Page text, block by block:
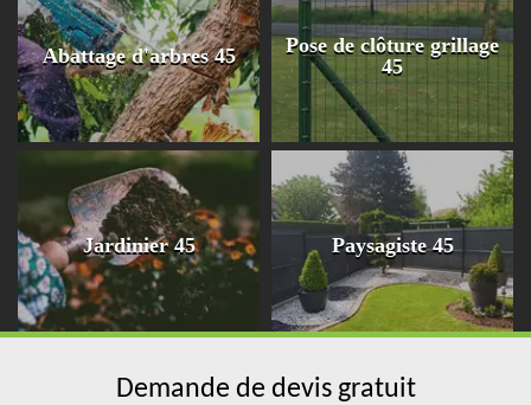
Abattage d'arbres 45
Pose de clôture grillage
45
Jardinier 45 Paysagiste 45
Demande de devis gratuit